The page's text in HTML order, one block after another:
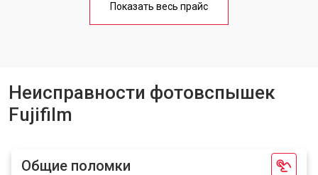
Показать весь прайс
Неисправности фотовспышек
Fujifilm
Общие поломки